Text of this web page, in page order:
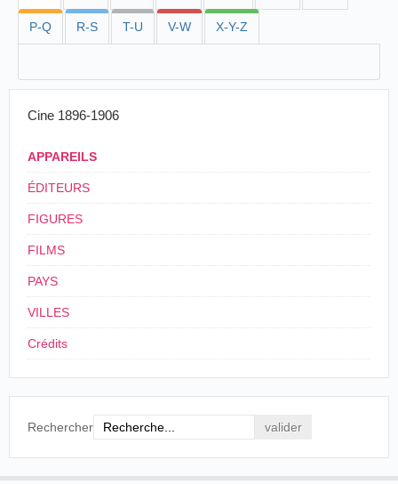
P-Q R-S T-U V-W X-Y-Z
Cine 1896-1906
APPAREILS
ÉDITEURS
FIGURES
FILMS
PAYS
VILLES
Crédits
Rechercher